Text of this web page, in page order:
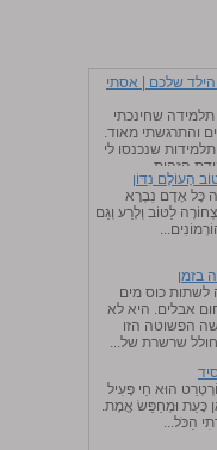
שלכם | אסתי
שחינכתי
והתרגשתי מאוד.
שנכנסו לי
הזהות...
הָעוֹלָם נִדּוֹן
כָּל אָדָם נִבְרָא
לַטּוֹב וְלָרַע וְגַם
בזמן
לשתות כוס מים
אבלים. היא לא
הפשוטה הזו
שרשרת של...
הוּא חַי פָּעִיל
כָּעֵת וּמְחַפֵּשׂ אֱמֶת.
הַכֹּל...